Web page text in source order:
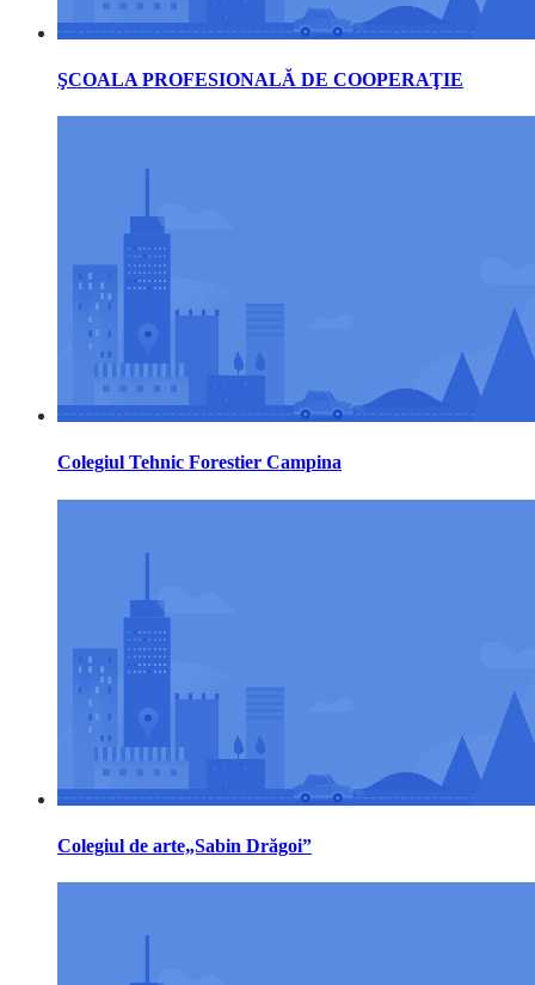
ŞCOALA PROFESIONALĂ DE COOPERAŢIE
Colegiul Tehnic Forestier Campina
Colegiul de arte„Sabin Drăgoi”